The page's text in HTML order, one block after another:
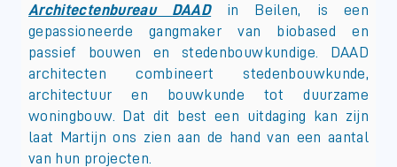
ArchitectenbureauDAADin Beilen, is een
gepassioneerde gangmaker van biobased en
passief bouwen en stedenbouwkundige. DAAD
architecten combineert stedenbouwkunde,
architectuur en bouwkunde tot duurzame
woningbouw. Dat dit best een uitdaging kan zijn
laat Martijn ons zien aan de hand van een aantal
van hun projecten.